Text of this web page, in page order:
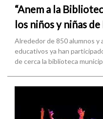
“Anem a la
los niños y niñas
Alrededor de 850 alumnos
educativos ya han
de cerca la biblioteca